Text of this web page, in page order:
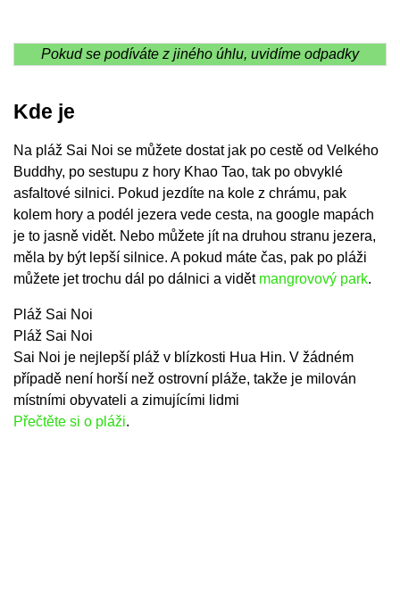
Pokud se podíváte z jiného úhlu, uvidíme odpadky
Kde je
Na pláž Sai Noi se můžete dostat jak po cestě od Velkého
Buddhy, po sestupu z hory Khao Tao, tak po obvyklé
asfaltové silnici. Pokud jezdíte na kole z chrámu, pak
kolem hory a podél jezera vede cesta, na google mapách
je to jasně vidět. Nebo můžete jít na druhou stranu jezera,
měla by být lepší silnice. A pokud máte čas, pak po pláži
můžete jet trochu dál po dálnici a vidět mangrovový park.
Pláž Sai Noi
Pláž Sai Noi
Sai Noi je nejlepší pláž v blízkosti Hua Hin. V žádném
případě není horší než ostrovní pláže, takže je milován
místními obyvateli a zimujícími lidmi
Přečtěte si o pláži.